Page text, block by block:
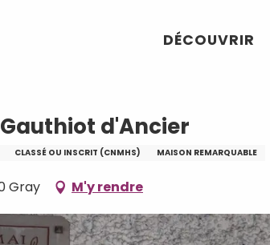
DÉCOUVRIR
d'Ancier
CLASSÉ OU INSCRIT (CNMHS) MAISON REMARQUABLE
Gray M'y rendre